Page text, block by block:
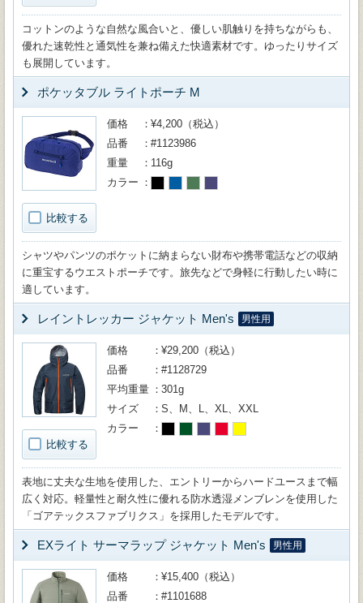
コットンのような自然な風合いと、優しい肌触りを持ちながらも、
優れた速乾性と通気性を兼ね備えた快適素材です。ゆったりサイズ
も展開しています。
ポケッタブル ライトポーチ M
比較する
価格
¥4,200（税込）
品番
#1123986
重量
116g
カラー
シャツやパンツのポケットに納まらない財布や携帯電話などの収納
に重宝するウエストポーチです。旅先などで身軽に行動したい時に
適しています。
レイントレッカー ジャケット Men's 男性用
比較する
価格
¥29,200（税込）
品番
#1128729
平均重量
301g
サイズ
S、M、L、XL、XXL
カラー
表地に丈夫な生地を使用した、エントリーからハードユースまで幅
広く対応。軽量性と耐久性に優れる防水透湿メンブレンを使用した
「ゴアテックスファブリクス」を採用したモデルです。
EXライト サーマラップ ジャケット Men's 男性用
価格
¥15,400（税込）
品番
#1101688